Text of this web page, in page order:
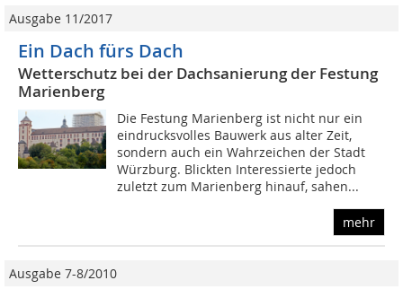
Ausgabe 11/2017
Ein Dach fürs Dach
Wetterschutz bei der Dachsanierung der Festung
Marienberg
Die Festung Marienberg ist nicht nur ein
eindrucksvolles Bauwerk aus alter Zeit,
sondern auch ein Wahrzeichen der Stadt
Würzburg. Blickten Interessierte jedoch
zuletzt zum Marienberg hinauf, sahen...
mehr
Ausgabe 7-8/2010